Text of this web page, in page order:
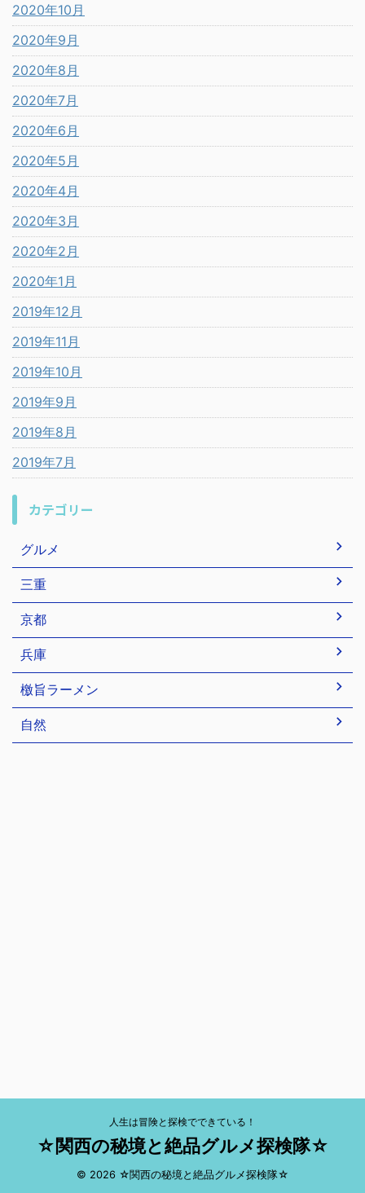
2020年10月
2020年9月
2020年8月
2020年7月
2020年6月
2020年5月
2020年4月
2020年3月
2020年2月
2020年1月
2019年12月
2019年11月
2019年10月
2019年9月
2019年8月
2019年7月
カテゴリー
グルメ
三重
京都
兵庫
檄旨ラーメン
自然
人生は冒険と探検でできている！
☆関西の秘境と絶品グルメ探検隊☆
© 2026 ☆関西の秘境と絶品グルメ探検隊☆